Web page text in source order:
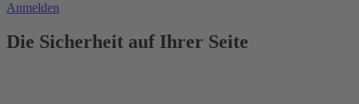
Anmelden
Die Sicherheit auf Ihrer Seite